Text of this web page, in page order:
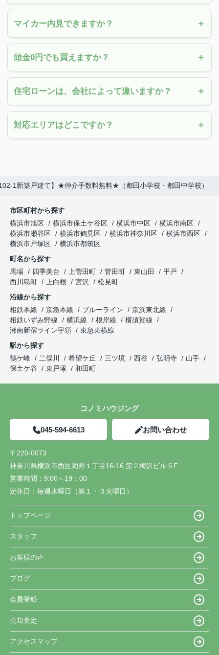
マイカー内見できますか？
頭金0円でも買えますか？
住宅ローンは、会社によって違いますか？
対応エリアはどこですか？
1新築戸建て】★仲介手数料無料★（都田小学校・都田中学校）
市区町村から探す
横浜市旭区
横浜市保土ケ谷区 横浜市中区
横浜市南区
横浜市瀬谷区
横浜市鶴見区 横浜市神奈川区
横浜市西区
横浜市戸塚区
横浜市都筑区
町名から探す
馬場
四季美台 上菅田町 菅田町 東山田
平戸
西川島町
上白根 宮沢
松見町
沿線から探す
相鉄本線
京急本線 ブルーライン
京浜東北線
相鉄いずみ野線
横浜線 根岸線
横須賀線
湘南新宿ライン宇須
東急東横線
駅から探す
鶴ケ峰
二俣川 希望ケ丘 三ツ境 西谷 弘明寺
山手
保土ケ谷
東戸塚 和田町
コノミハウジング
045-594-6613 お問い合わせ
〒220-0073
神奈川県横浜市西区岡野１丁目16-16 第２梅沢ビル５F
営業時間： 9:00～19：00
定休日： 毎週水曜日（第１・３火曜日）
トップページ
スタッフ
お客様の声
ブログ
会員登録
売却査定
アクセスマップ